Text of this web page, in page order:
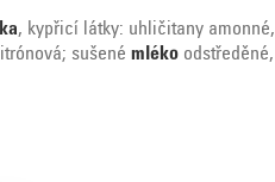
, kypřicí látky: uhličitany amonné,
sušené mléko odstředěné,